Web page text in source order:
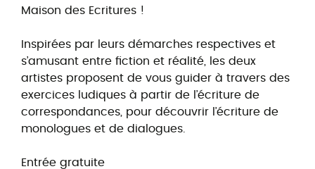
Maison des Ecritures !
Inspirées par leurs démarches respectives et
s’amusant entre fiction et réalité, les deux
artistes proposent de vous guider à travers des
exercices ludiques à partir de l’écriture de
correspondances, pour découvrir l’écriture de
monologues et de dialogues.
Entrée gratuite